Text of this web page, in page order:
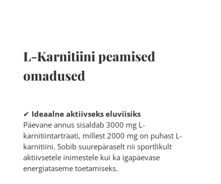
L-Karnitiini peamised
omadused
✔ Ideaalne aktiivseks eluviisiks
Päevane annus sisaldab 3000 mg L-
karnitiintartraati, millest 2000 mg on puhast L-
karnitiini. Sobib suurepäraselt nii sportlikult
aktiivsetele inimestele kui ka igapäevase
energiataseme toetamiseks.